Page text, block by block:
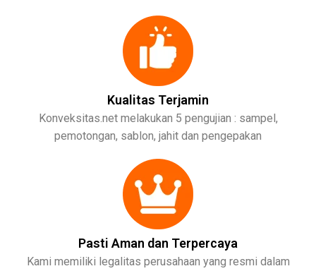
Kualitas Terjamin
Konveksitas.net melakukan 5 pengujian : sampel,
pemotongan, sablon, jahit dan pengepakan
Pasti Aman dan Terpercaya
Kami memiliki legalitas perusahaan yang resmi dalam